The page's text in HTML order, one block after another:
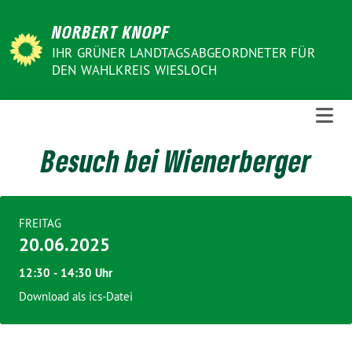
zum
Inhalt
NORBERT KNOPF
IHR GRÜNER LANDTAGSABGEORDNETER FÜR
DEN WAHLKREIS WIESLOCH
Besuch bei Wienerberger
FREITAG
20.06.2025
12:30 ‐ 14:30 Uhr
Download als ics-Datei